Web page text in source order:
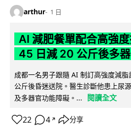
arthur 1 日
AI 減肥餐單配合高強
45 日減 20 公斤後多
成都一名男子跟隨 AI 制訂高強度減
公斤後昏迷送院。醫生診斷他患上尿
及多器官功能障礙。...
閱讀全文
22 4 ↗ 分享